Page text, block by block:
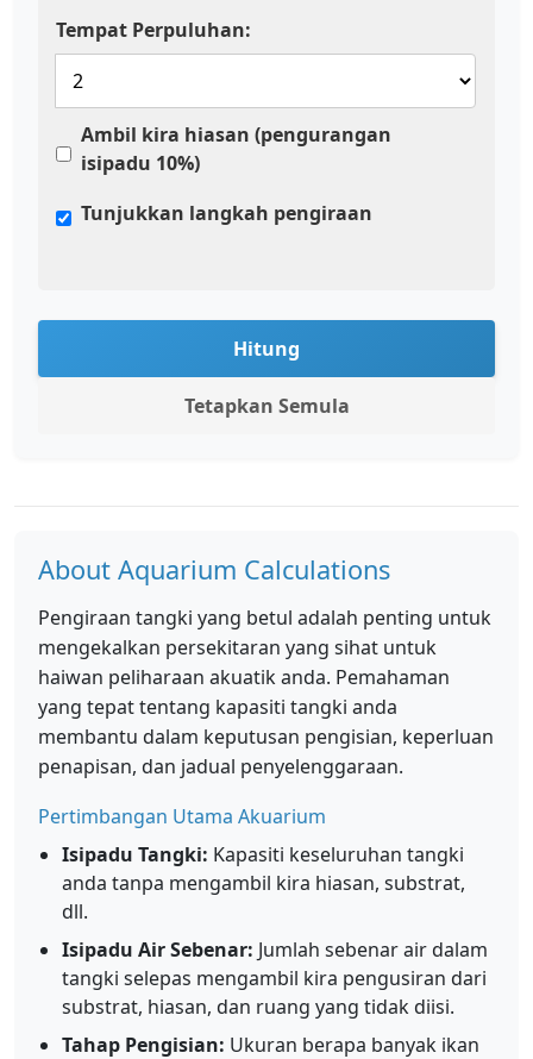
Tempat Perpuluhan:
Ambil kira hiasan (pengurangan
isipadu 10%)
Tunjukkan langkah pengiraan
Hitung
Tetapkan Semula
About Aquarium Calculations
Pengiraan tangki yang betul adalah penting untuk
mengekalkan persekitaran yang sihat untuk
haiwan peliharaan akuatik anda. Pemahaman
yang tepat tentang kapasiti tangki anda
membantu dalam keputusan pengisian, keperluan
penapisan, dan jadual penyelenggaraan.
Pertimbangan Utama Akuarium
Isipadu Tangki: Kapasiti keseluruhan tangki
anda tanpa mengambil kira hiasan, substrat,
dll.
Isipadu Air Sebenar: Jumlah sebenar air dalam
tangki selepas mengambil kira pengusiran dari
substrat, hiasan, dan ruang yang tidak diisi.
Tahap Pengisian: Ukuran berapa banyak ikan